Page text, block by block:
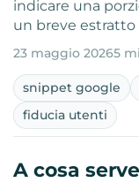
indicare una
un breve estratto
23 maggio 20265
snippet google
fiducia utenti
A cosa